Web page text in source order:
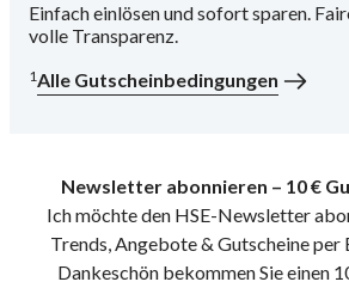
Einfach einlösen und sofort sparen.
volle Transparenz.
1Alle Gutscheinbedingungen
Newsletter abonnieren – 10 €
Ich möchte den HSE-Newsletter
Trends, Angebote & Gutscheine per
Dankeschön bekommen Sie einen